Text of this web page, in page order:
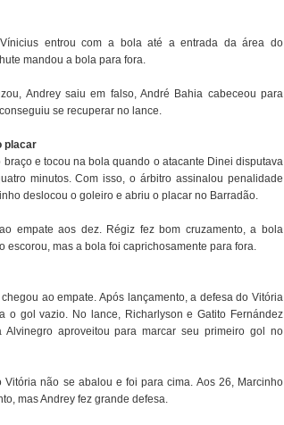
entrou com a bola até a entrada da área do
mandou a bola para fora.
Andrey saiu em falso, André Bahia cabeceou para
se recuperar no lance.
placar
braço e tocou na bola quando o atacante Dinei disputava
minutos. Com isso, o árbitro assinalou penalidade
deslocou o goleiro e abriu o placar no Barradão.
empate aos dez. Régiz fez bom cruzamento, a bola
escorou, mas a bola foi caprichosamente para fora.
ao empate. Após lançamento, a defesa do Vitória
o gol vazio. No lance, Richarlyson e Gatito Fernández
aproveitou para marcar seu primeiro gol no
Vitória não se abalou e foi para cima. Aos 26, Marcinho
mas Andrey fez grande defesa.